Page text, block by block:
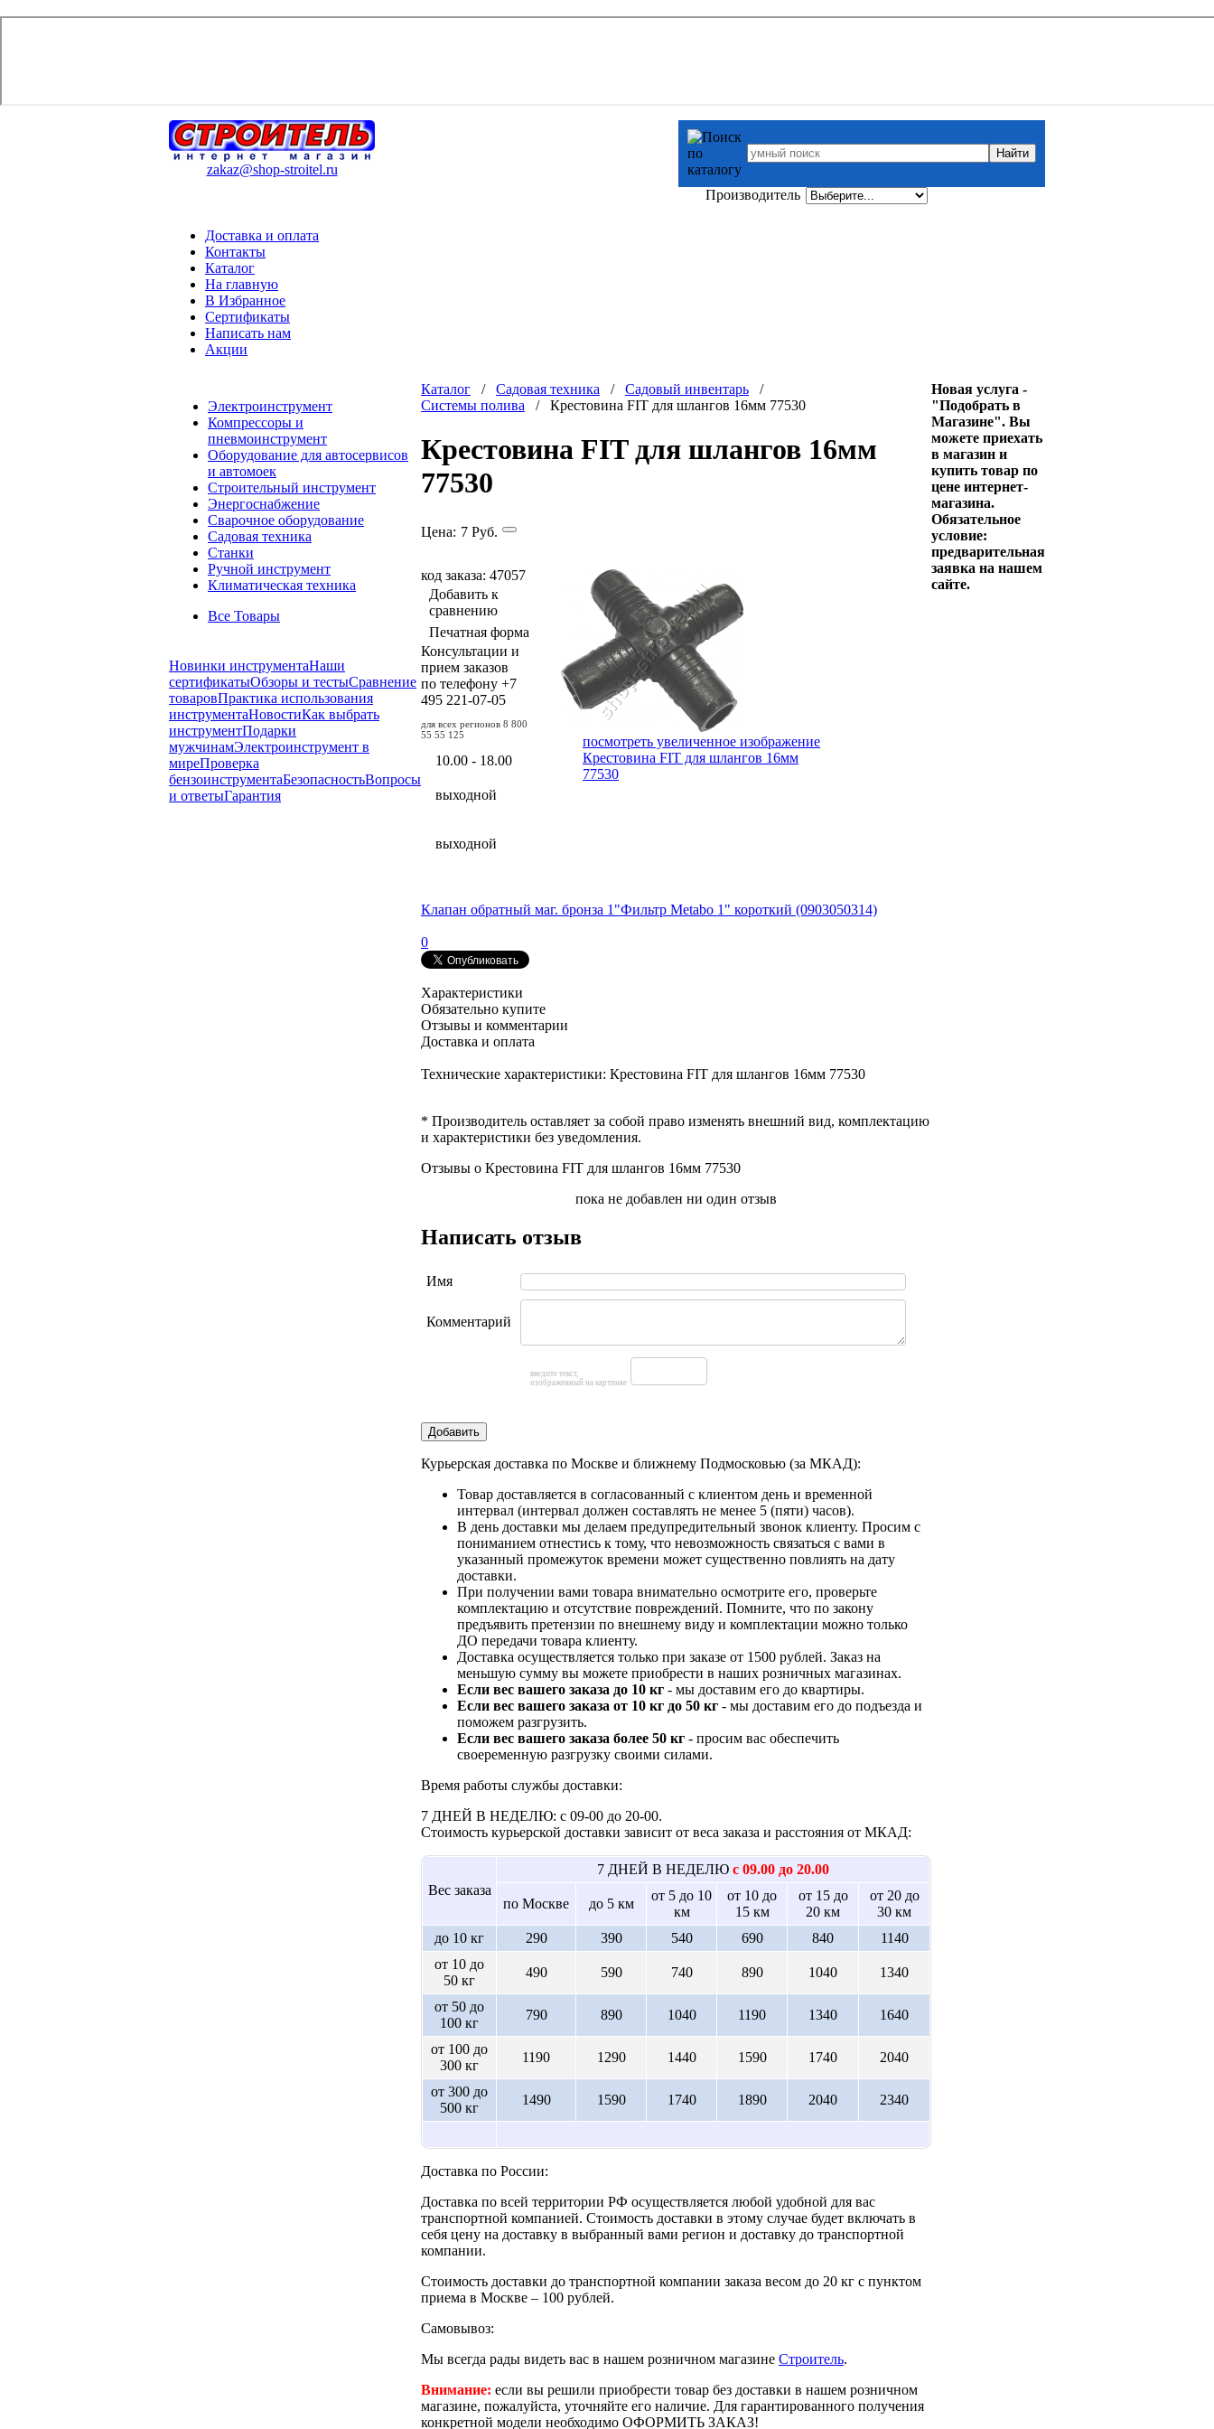
zakaz@shop-stroitel.ru
Производитель
Доставка и оплата
Контакты
Каталог
На главную
В Избранное
Сертификаты
Написать нам
Акции
Электроинструмент
Компрессоры и
пневмоинструмент
Оборудование для автосервисов
и автомоек
Строительный инструмент
Энергоснабжение
Сварочное оборудование
Садовая техника
Станки
Ручной инструмент
Климатическая техника
Все Товары
Новинки инструментаНаши
сертификатыОбзоры и тестыСравнение
товаровПрактика использования
инструментаНовостиКак выбрать
инструментПодарки
мужчинамЭлектроинструмент в
миреПроверка
бензоинструментаБезопасностьВопросы
и ответыГарантия
Каталог / Садовая техника / Садовый инвентарь /
Системы полива / Крестовина FIT для шлангов 16мм 77530
Крестовина FIT для шлангов 16мм
77530
Цена: 7 Руб.
код заказа: 47057
Добавить к
сравнению
Печатная форма
Консультации и
прием заказов
по телефону +7
495 221-07-05
для всех регионов 8 800
55 55 125
10.00 - 18.00
выходной
выходной
посмотреть увеличенное изображение
Крестовина FIT для шлангов 16мм
77530
Клапан обратный маг. бронза 1"Фильтр Metabo 1" короткий (0903050314)
0
Характеристики
Обязательно купите
Отзывы и комментарии
Доставка и оплата
Технические характеристики: Крестовина FIT для шлангов 16мм 77530
* Производитель оставляет за собой право изменять внешний вид, комплектацию
и характеристики без уведомления.
Отзывы о Крестовина FIT для шлангов 16мм 77530
пока не добавлен ни один отзыв
Написать отзыв
Имя
Комментарий
введите текст,
изображенный на картинке
Добавить
Курьерская доставка по Москве и ближнему Подмосковью (за МКАД):
Товар доставляется в согласованный с клиентом день и временной
интервал (интервал должен составлять не менее 5 (пяти) часов).
В день доставки мы делаем предупредительный звонок клиенту. Просим с
пониманием отнестись к тому, что невозможность связаться с вами в
указанный промежуток времени может существенно повлиять на дату
доставки.
При получении вами товара внимательно осмотрите его, проверьте
комплектацию и отсутствие повреждений. Помните, что по закону
предъявить претензии по внешнему виду и комплектации можно только
ДО передачи товара клиенту.
Доставка осуществляется только при заказе от 1500 рублей. Заказ на
меньшую сумму вы можете приобрести в наших розничных магазинах.
Если вес вашего заказа до 10 кг - мы доставим его до квартиры.
Если вес вашего заказа от 10 кг до 50 кг - мы доставим его до подъезда и
поможем разгрузить.
Если вес вашего заказа более 50 кг - просим вас обеспечить
своеременную разгрузку своими силами.
Время работы службы доставки:
7 ДНЕЙ В НЕДЕЛЮ: с 09-00 до 20-00.
Стоимость курьерской доставки зависит от веса заказа и расстояния от МКАД:
Вес заказа
7 ДНЕЙ В НЕДЕЛЮ с 09.00 до 20.00
по Москве до 5 км
от 5 до 10
км
от 10 до
15 км
от 15 до
20 км
от 20 до
30 км
до 10 кг
290 390 540 690 840
1140
от 10 до
50 кг
490 590 740 890 1040 1340
от 50 до
100 кг
790 890 1040 1190 1340 1640
от 100 до
300 кг
1190 1290 1440 1590 1740 2040
от 300 до
500 кг
1490 1590 1740 1890 2040 2340
Доставка по России:
Доставка по всей территории РФ осуществляется любой удобной для вас
транспортной компанией. Стоимость доставки в этому случае будет включать в
себя цену на доставку в выбранный вами регион и доставку до транспортной
компании.
Стоимость доставки до транспортной компании заказа весом до 20 кг с пунктом
приема в Москве – 100 рублей.
Самовывоз:
Мы всегда рады видеть вас в нашем розничном магазине Строитель.
Внимание: если вы решили приобрести товар без доставки в нашем розничном
магазине, пожалуйста, уточняйте его наличие. Для гарантированного получения
конкретной модели необходимо ОФОРМИТЬ ЗАКАЗ!
Новая услуга -
"Подобрать в
Магазине". Вы
можете приехать
в магазин и
купить товар по
цене интернет-
магазина.
Обязательное
условие:
предварительная
заявка на нашем
сайте.